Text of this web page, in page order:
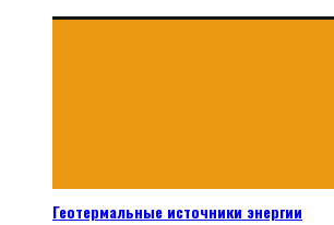
Геотермальные источники энергии